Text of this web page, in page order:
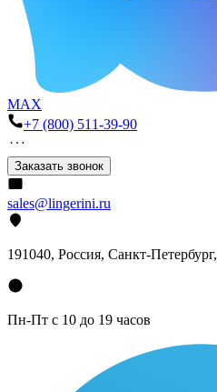
MAX
+7 (800) 511-39-90
Заказать звонок
sales@lingerini.ru
191040, Россия, Санкт-Петербург,
Пн-Пт с 10 до 19 часов